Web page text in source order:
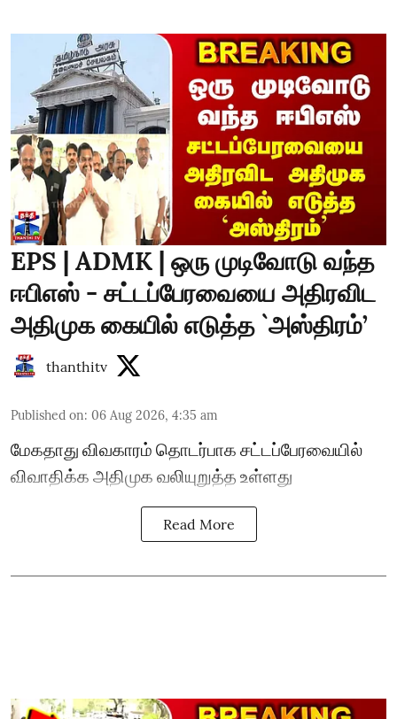
EPS | ADMK | ஒரு முடிவோடு வந்த
ஈபிஎஸ் - சட்டப்பேரவையை அதிரவிட
அதிமுக கையில் எடுத்த `அஸ்திரம்’
thanthitv
Published on: 06 Aug 2026, 4:35 am
மேகதாது விவகாரம் தொடர்பாக சட்டப்பேரவையில்
விவாதிக்க அதிமுக வலியுறுத்த உள்ளது
Read More